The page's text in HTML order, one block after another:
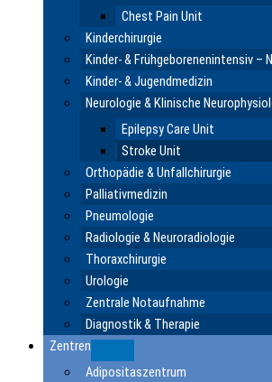
Chest Pain Unit
Kinderchirurgie
Kinder- & Frühgeborenenintensiv –
Kinder- & Jugendmedizin
Neurologie & Klinische
Epilepsy Care Unit
Stroke Unit
Orthopädie & Unfallchirurgie
Palliativmedizin
Pneumologie
Radiologie & Neuroradiologie
Thoraxchirurgie
Urologie
Zentrale Notaufnahme
Diagnostik & Therapie
Zentren
Adipositaszentrum